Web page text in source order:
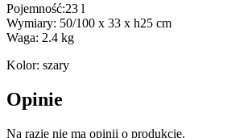
Pojemność:23 l
Wymiary: 50/100 x 33 x h25 cm
Waga: 2.4 kg
Kolor: szary
Opinie
Na razie nie ma opinii o produkcie.